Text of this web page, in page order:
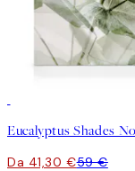
Da 41,30 €59 €